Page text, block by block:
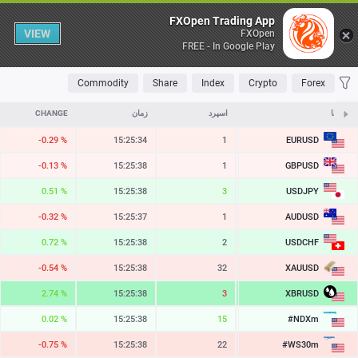
Table
FAVORITES
MOST TRADED
TOP RISERS
TOP FALLERS
Forex
Crypto
Index
Share
Commodity
نمادها اسپرد زمان CHANGE
EURUSD
1.15235
1
15:25:34
-0.29 %
GBPUSD
1.34524
1
15:25:38
-0.13 %
USDJPY
158.418
3
15:25:38
0.51 %
AUDUSD
0.70348
1
15:25:37
-0.32 %
USDCHF
0.81252
2
15:25:38
0.72 %
XAUUSD
4255.14
32
15:25:38
-0.54 %
XBRUSD
81.09
3
15:25:38
2.74 %
#NDXm
29490.2
15
15:25:38
0.02 %
#WS30m
54093.1
22
15:25:38
-0.75 %
FXOpen Trading App
FXOpen
FREE - In Google Play
VIEW